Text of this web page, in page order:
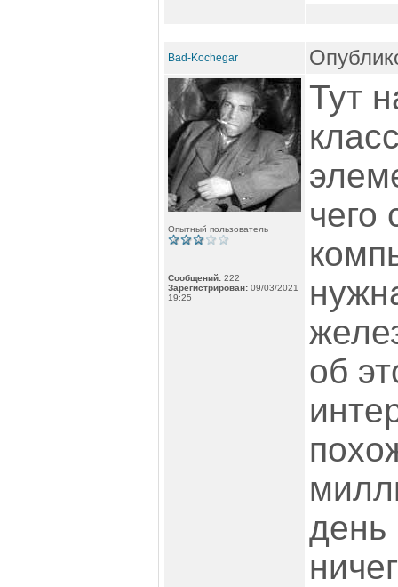
Bad-Kochegar
Опытный пользователь
Сообщений: 222
Зарегистрирован: 09/03/2021
19:25
Тут
чего
об
день